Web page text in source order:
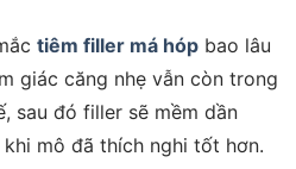
tiêm filler má hóp bao lâu
giác căng nhẹ vẫn còn trong
sau đó filler sẽ mềm dần
mô đã thích nghi tốt hơn.